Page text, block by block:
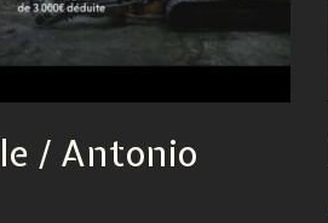
/ Antonio